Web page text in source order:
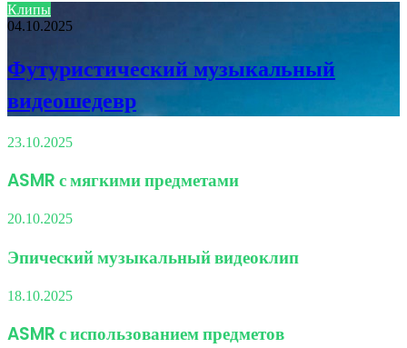
Клипы
04.10.2025
Футуристический музыкальный
видеошедевр
23.10.2025
ASMR с мягкими предметами
20.10.2025
Эпический музыкальный видеоклип
18.10.2025
ASMR с использованием предметов